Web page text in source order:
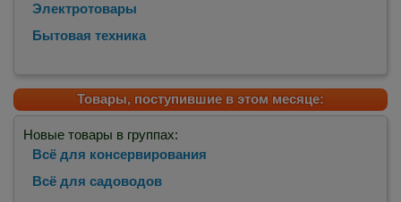
Электротовары
Бытовая техника
Товары, поступившие в этом месяце:
Новые товары в группах:
Всё для консервирования
Всё для садоводов